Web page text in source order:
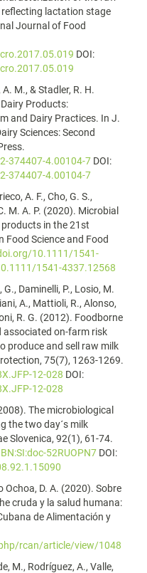
lactation stage
Journal of Food
DOI:
M., & Stadler, R. H.
Products:
and Dairy Practices. In J.
Sciences: Second
374407-4.00104-7 DOI:
374407-4.00104-7
A. F., Cho, G. S.,
M. A. P. (2020). Microbial
in the 21st
Food Science and Food
10.1111/1541-
1541-4337.12568
Daminelli, P., Losio, M.
A., Mattioli, R., Alonso,
R. G. (2012). Foodborne
associated on-farm risk
produce and sell raw milk
75(7), 1263-1269.
12-028 DOI:
12-028
The microbiological
the two day´s milk
Slovenica, 92(1), 61-74.
52RUOPN7 DOI:
Ochoa, D. A. (2020). Sobre
cruda y la salud humana:
de Alimentación y
rcan/article/view/1048
M., Rodríguez, A., Valle,